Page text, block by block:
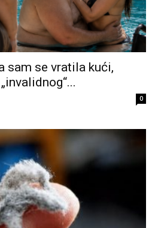
sam se vratila kući,
0